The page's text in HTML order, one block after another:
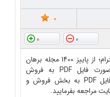
0
0
0
کاربر گرامی، با سلام و احترام؛ از پاییز 1400 مجله برهان
متوسطه دوم فقط به صورت فایل PDF به فروش
می‌رسد.لطفاً برای خرید فایل PDF به بخش فروش و
مراجعه بفرمایید.